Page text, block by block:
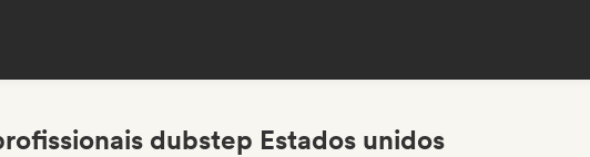
dubstep Estados unidos